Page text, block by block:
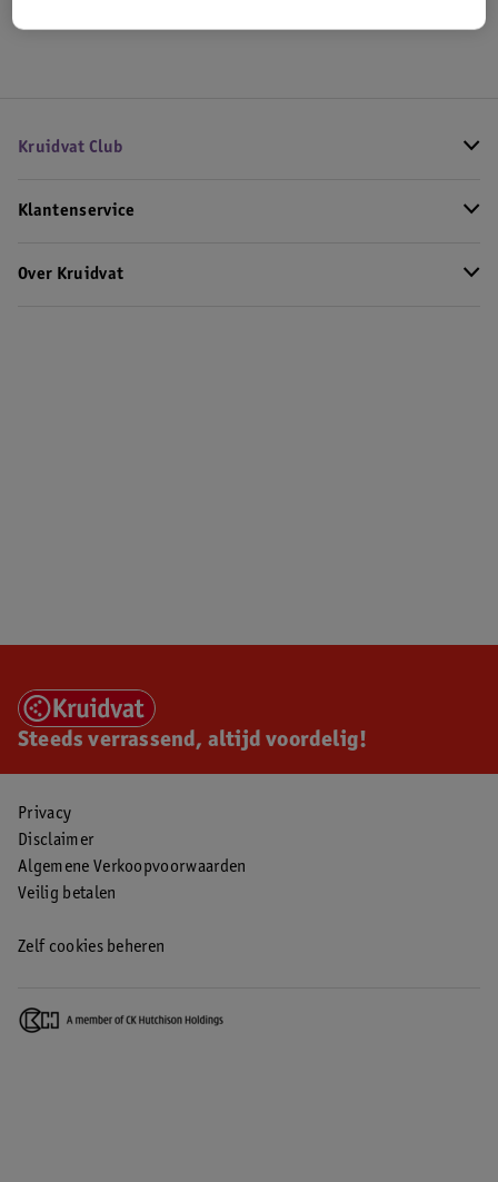
Kruidvat Club
Klantenservice
Over Kruidvat
Steeds verrassend, altijd voordelig!
Privacy
Disclaimer
Algemene Verkoopvoorwaarden
Veilig betalen
Zelf cookies beheren